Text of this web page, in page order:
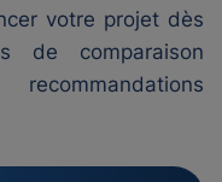
votre projet dès
de comparaison